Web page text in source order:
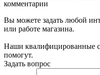
комментарии
Вы можете задать любой
или работе магазина.
Наши квалифицированные
помогут.
Задать вопрос